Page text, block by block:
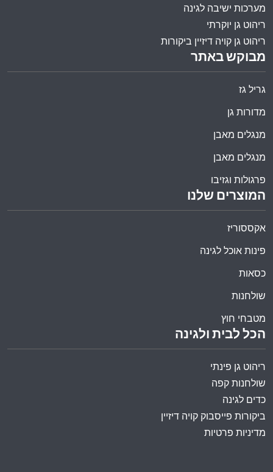
הכל לבית ולגינה
ריהוט גן פינתי
שולחנות קפה
כדים לגינה
ביקורות פייסבוק קויה דיזיין
מדיניות פרטיות
המוצרים שלנו
אקססוריז
פינות אוכל לגינה
כסאות
שולחנות
מטבחי חוץ
מבוקש באתר
גריל גז
מדורות גן
מנגלים מאבן
מנגלים מאבן
פרגולות וגזיבו
מערכות ישיבה לגינה
ריהוט גן יוקרתי
ריהוט גן קויה דיזיין ביקורות